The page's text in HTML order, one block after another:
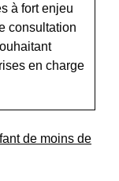
à fort enjeu
consultation
en charge
de moins de